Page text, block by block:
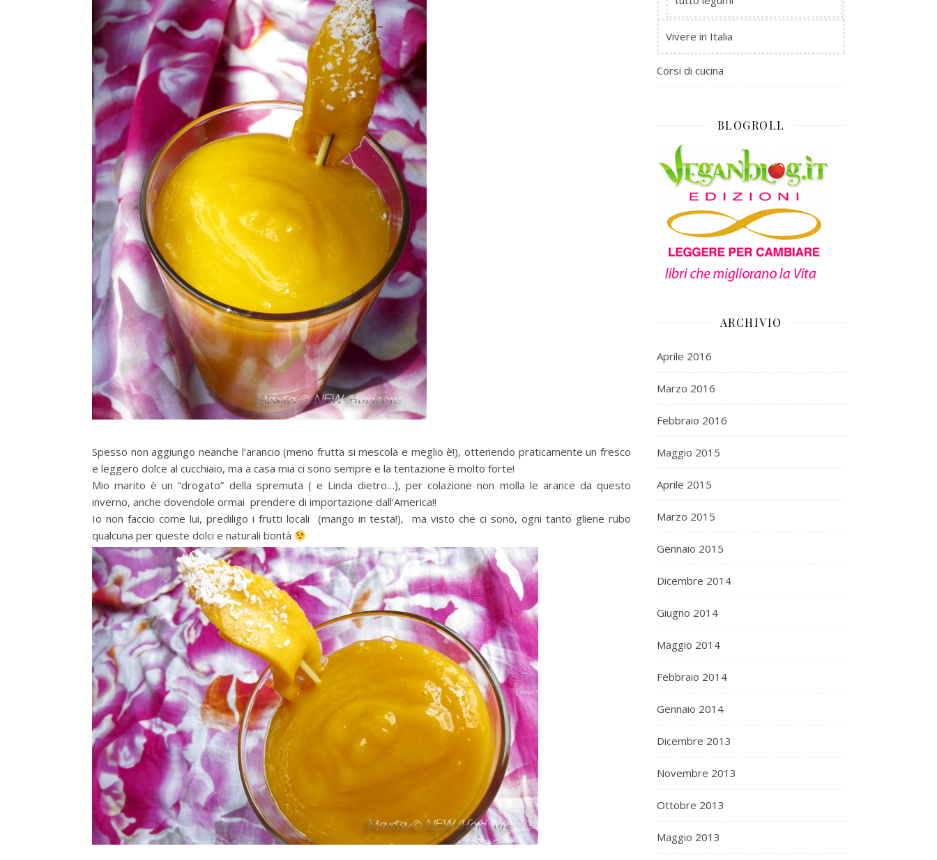
Spesso non aggiungo neanche l’arancio (meno frutta si mescola e meglio è!), ottenendo praticamente un fresco
e leggero dolce al cucchiaio, ma a casa mia ci sono sempre e la tentazione è molto forte!
Mio marito è un “drogato” della spremuta ( e Linda dietro…), per colazione non molla le arance da questo
inverno, anche dovendole ormai prendere di importazione dall’America!!
Io non faccio come lui, prediligo i frutti locali (mango in testa!), ma visto che ci sono, ogni tanto gliene rubo
qualcuna per queste dolci e naturali bontà
Vivere in Italia
Corsi di cucina
BLOGROLL
ARCHIVIO
Aprile 2016
Marzo 2016
Febbraio 2016
Maggio 2015
Aprile 2015
Marzo 2015
Gennaio 2015
Dicembre 2014
Giugno 2014
Maggio 2014
Febbraio 2014
Gennaio 2014
Dicembre 2013
Novembre 2013
Ottobre 2013
Maggio 2013